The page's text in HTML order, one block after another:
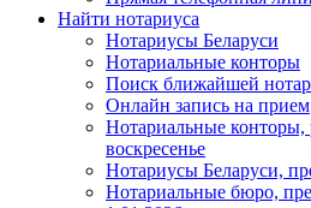
Найти нотариуса
Нотариусы Беларуси
Нотариальные конторы
Поиск ближайшей
Онлайн запись на прием
Нотариальные
воскресенье
Нотариусы Беларуси,
Нотариальные бюро,